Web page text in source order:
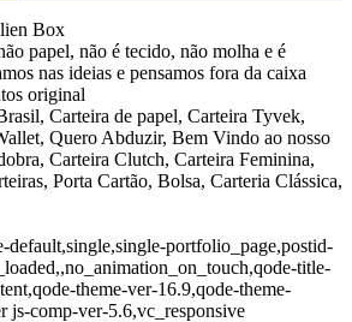
Box
papel, não é tecido, não molha e é
nas ideias e pensamos fora da caixa
original
Carteira de papel, Carteira Tyvek,
Quero Abduzir, Bem Vindo ao nosso
Carteira Clutch, Carteira Feminina,
Porta Cartão, Bolsa, Carteria Clássica,
default,single,single-portfolio_page,postid-
title-
theme-ver-16.9,qode-theme-
js-comp-ver-5.6,vc_responsive